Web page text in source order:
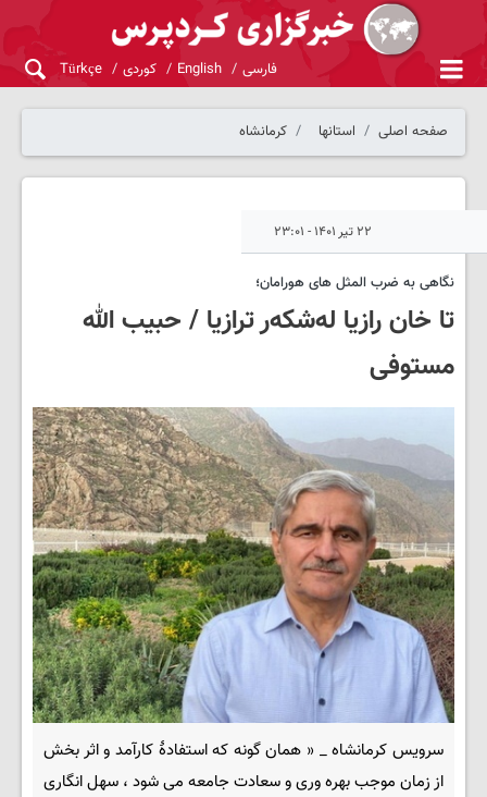
فارسی English کوردی Türkçe
صفحه اصلی استانها کرمانشاه
۲۲ تیر ۱۴۰۱ - ۲۳:۰۱
نگاهی به ضرب المثل های هورامان؛
تا خان رازیا له‌شکه‌ر ترازیا / حبیب الله
مستوفی
سرویس کرمانشاه _ « همان گونه که استفادۀ کارآمد و اثر بخش
از زمان موجب بهره وری و سعادت جامعه می شود ، سهل انگاری